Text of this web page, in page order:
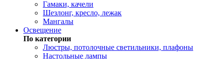
Гамаки, качели
Шезлонг, кресло, лежак
Мангалы
Освещение
По категории
Люстры, потолочные светильники, плафоны
Настольные лампы